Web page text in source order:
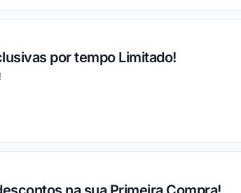
por tempo Limitado!